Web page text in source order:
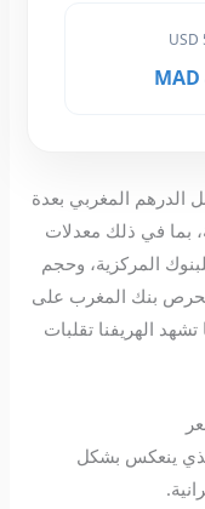
المغربي بعدة
في ذلك معدلات
المركزية، وحجم
بنك المغرب على
الهريفنا تقلبات
بشكل